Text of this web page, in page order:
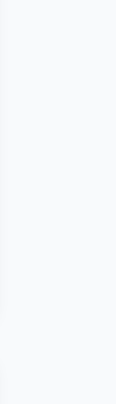
du Canada.